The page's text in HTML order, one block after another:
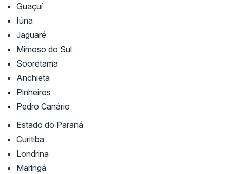
Guaçuí
Iúna
Jaguaré
Mimoso do Sul
Sooretama
Anchieta
Pinheiros
Pedro Canário
Estado do Paraná
Curitiba
Londrina
Maringá